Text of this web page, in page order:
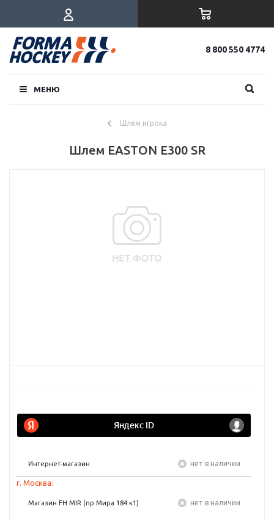
8 800 550 4774
МЕНЮ
Шлем игрока
Шлем EASTON Е300 SR
Интернет-магазин Нет в наличии
г. Москва:
Магазин FH MIR (пр Мира 184 к1) Нет в наличии